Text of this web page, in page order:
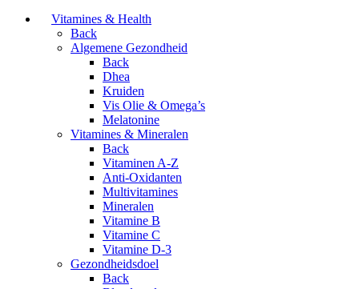
Vitamines & Health
Back
Algemene Gezondheid
Back
Dhea
Kruiden
Vis Olie & Omega’s
Melatonine
Vitamines & Mineralen
Back
Vitaminen A-Z
Anti-Oxidanten
Multivitamines
Mineralen
Vitamine B
Vitamine C
Vitamine D-3
Gezondheidsdoel
Back